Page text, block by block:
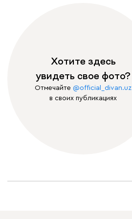
Хотите здесь
увидеть свое фото?
Отмечайте @official_divan.uz
в своих публикациях